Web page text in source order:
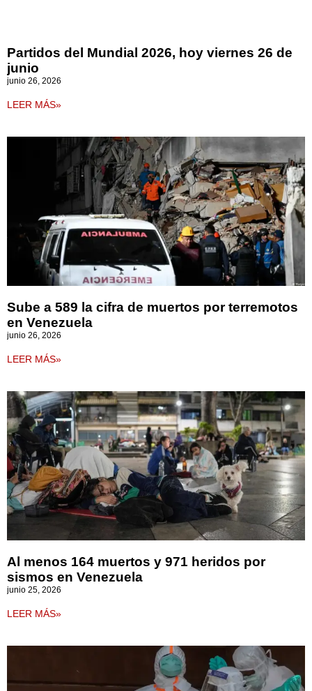
Partidos del Mundial 2026, hoy viernes 26 de
junio
junio 26, 2026
LEER MÁS»
Sube a 589 la cifra de muertos por terremotos
en Venezuela
junio 26, 2026
LEER MÁS»
Al menos 164 muertos y 971 heridos por
sismos en Venezuela
junio 25, 2026
LEER MÁS»